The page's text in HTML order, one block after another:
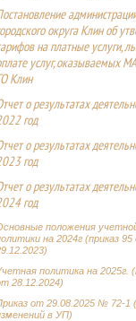
округа Клин об
на платные услуги,
услуг, оказываемых
Клин
о результатах
год
о результатах
год
о результатах
год
положения
на 2024г (приказ
политика на 2025г.
28.12.2024)
от 29.08.2025 № 72-1
в УП)